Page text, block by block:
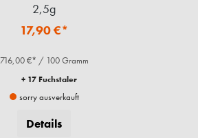
2,5g
17,90 €*
716,00 €* / 100 Gramm
+ 17 Fuchstaler
sorry ausverkauft
Details